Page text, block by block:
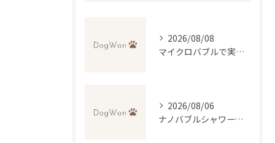
2026/08/08
マイクロバブルで実現する最高級トリミングの秘訣
2026/08/06
ナノバブルシャワーで叶えるペットの美肌ケア